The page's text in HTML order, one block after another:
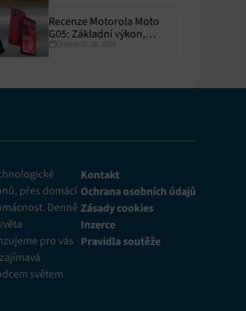
Recenze Motorola Moto
G05: Základní výkon,
skvělá výdrž
Čtvrtek 07. 08. 2025
přes domácí
Denně
pro vás
světem
Kontakt
Ochrana osobních údajů
Zásady cookies
Inzerce
Pravidla soutěže